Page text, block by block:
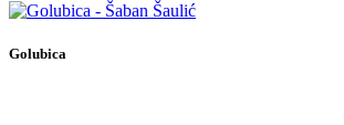
Golubica